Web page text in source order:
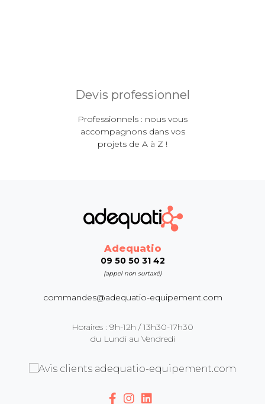
Devis professionnel
Professionnels : nous vous
accompagnons dans vos
projets de A à Z !
Adequatio
09 50 50 31 42
(appel non surtaxé)
commandes@adequatio-equipement.com
Horaires : 9h-12h / 13h30-17h30
du Lundi au Vendredi